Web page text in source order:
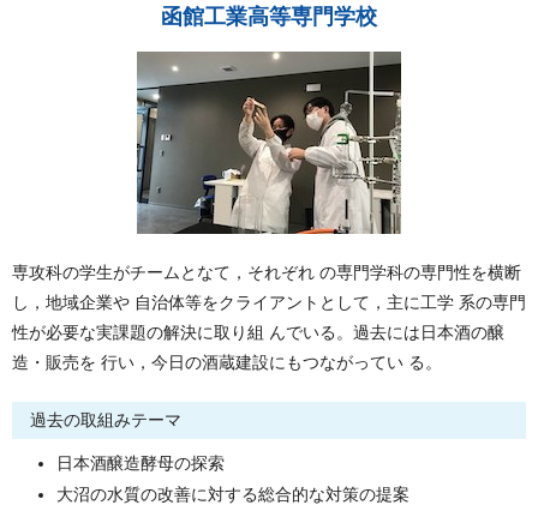
函館工業高等専門学校
専攻科の学生がチームとなて，それぞれ の専門学科の専門性を横断
し，地域企業や 自治体等をクライアントとして，主に工学 系の専門
性が必要な実課題の解決に取り組 んでいる。過去には日本酒の醸
造・販売を 行い，今日の酒蔵建設にもつながってい る。
過去の取組みテーマ
日本酒醸造酵母の探索
大沼の水質の改善に対する総合的な対策の提案